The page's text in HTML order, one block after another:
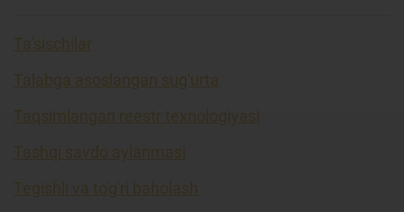
Ta’sischilar
Talabga asoslangan sug'urta
Taqsimlangan reestr texnologiyasi
Tashqi savdo aylanmasi
Tegishli va to'g'ri baholash